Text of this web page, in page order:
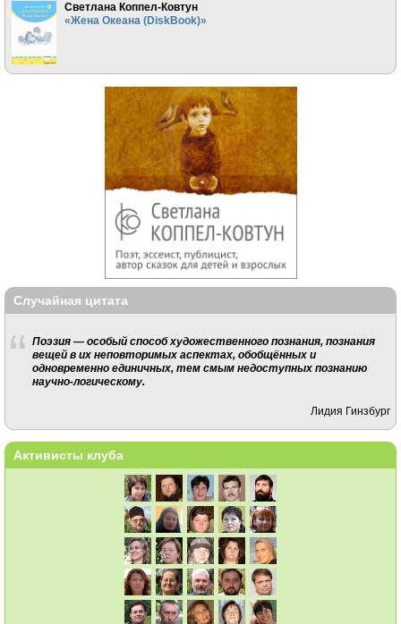
Светлана Коппел-Ковтун
«Жена Океана (DiskBook)»
Случайная цитата
Поэзия — особый способ художественного познания, познания
вещей в их неповторимых аспектах, обобщённых и
одновременно единичных, тем смым недоступных познанию
научно-логическому.
Лидия Гинзбург
Активисты клуба